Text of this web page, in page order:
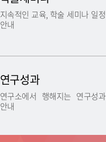
지속적인 교육, 학술 세미나 일정
안내
연구성과
연구소에서 행해지는 연구성과
안내